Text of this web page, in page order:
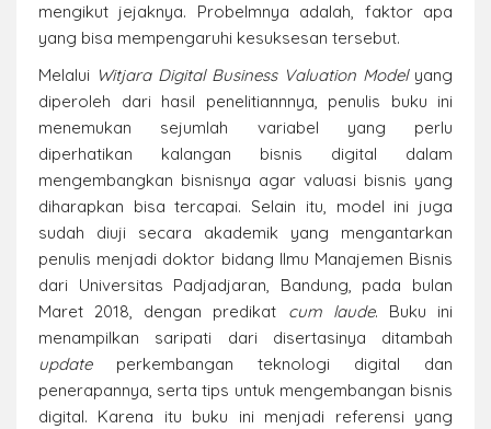
mengikut jejaknya. Probelmnya adalah, faktor apa
yang bisa mempengaruhi kesuksesan tersebut.
Melalui Witjara Digital Business Valuation Model yang
diperoleh dari hasil penelitiannnya, penulis buku ini
menemukan sejumlah variabel yang perlu
diperhatikan kalangan bisnis digital dalam
mengembangkan bisnisnya agar valuasi bisnis yang
diharapkan bisa tercapai. Selain itu, model ini juga
sudah diuji secara akademik yang mengantarkan
penulis menjadi doktor bidang Ilmu Manajemen Bisnis
dari Universitas Padjadjaran, Bandung, pada bulan
Maret 2018, dengan predikat cum laude. Buku ini
menampilkan saripati dari disertasinya ditambah
updateperkembangan teknologi digital dan
penerapannya, serta tips untuk mengembangan bisnis
digital. Karena itu buku ini menjadi referensi yang